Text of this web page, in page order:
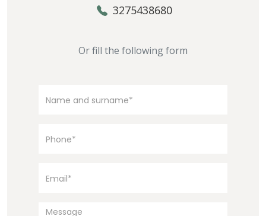
3275438680
Or fill the following form